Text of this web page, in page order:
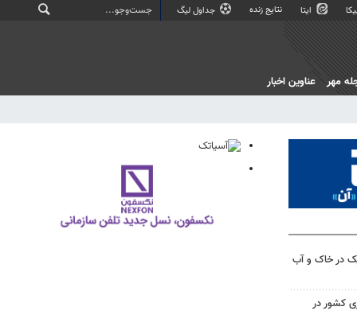
ایتا نتایج زنده جداول لیگ
مهر عناوین اخبار
در خاک و آب
کشور در